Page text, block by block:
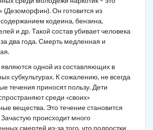
(Дезоморфин). Он готовится из
содержанием кодеина, бензина,
и др. Такой состав убивает человека
два года. Смерть медленная и
являются одной из составляющих в
субкультурах. К сожалению, не всегда
течения приносят пользу. Дети
среди «своих»
вещества. Это течение становится
происходит много
смертей из-за того, что подростки